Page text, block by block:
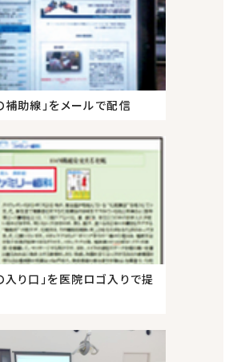
補助線」をメールで配信
入り口」を医院ロゴ入りで提